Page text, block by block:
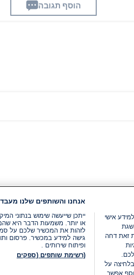
הוסף תגובה
אישי
זאת דחה
על
אפשר
אנחנו והשותפים שלנו
ייתכן שייעשה שימוש בנתוני
או יותר. משמעות הדבר היא
לזהות את המכשיר שלכם על סמך
גישה למידע במכשיר. פרסום
ופיתוח שירותים .
(רשימת שותפים (ספקים